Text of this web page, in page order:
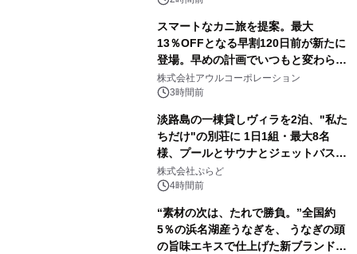
スマートなカニ旅を提案。最大
13％OFFとなる早割120日前が新たに
登場。早めの計画でいつもと変わらぬ
大人の冬旅を。ー夕日ヶ浦温泉「佳松
苑 別邸ふうか」ー
株式会社アウルコーポレーション
3時間前
淡路島の一棟貸しヴィラを2泊、"私た
ちだけ"の別荘に 1日1組・最大8名
様、プールとサウナとジェットバス付
きで Villa Mon Temps AWAJIの連泊
素泊りプラン
株式会社ぷらど
4時間前
“素材の次は、たれで勝負。”全国約
5％の浜名湖産うなぎを、 うなぎの頭
の旨味エキスで仕上げた新ブランド